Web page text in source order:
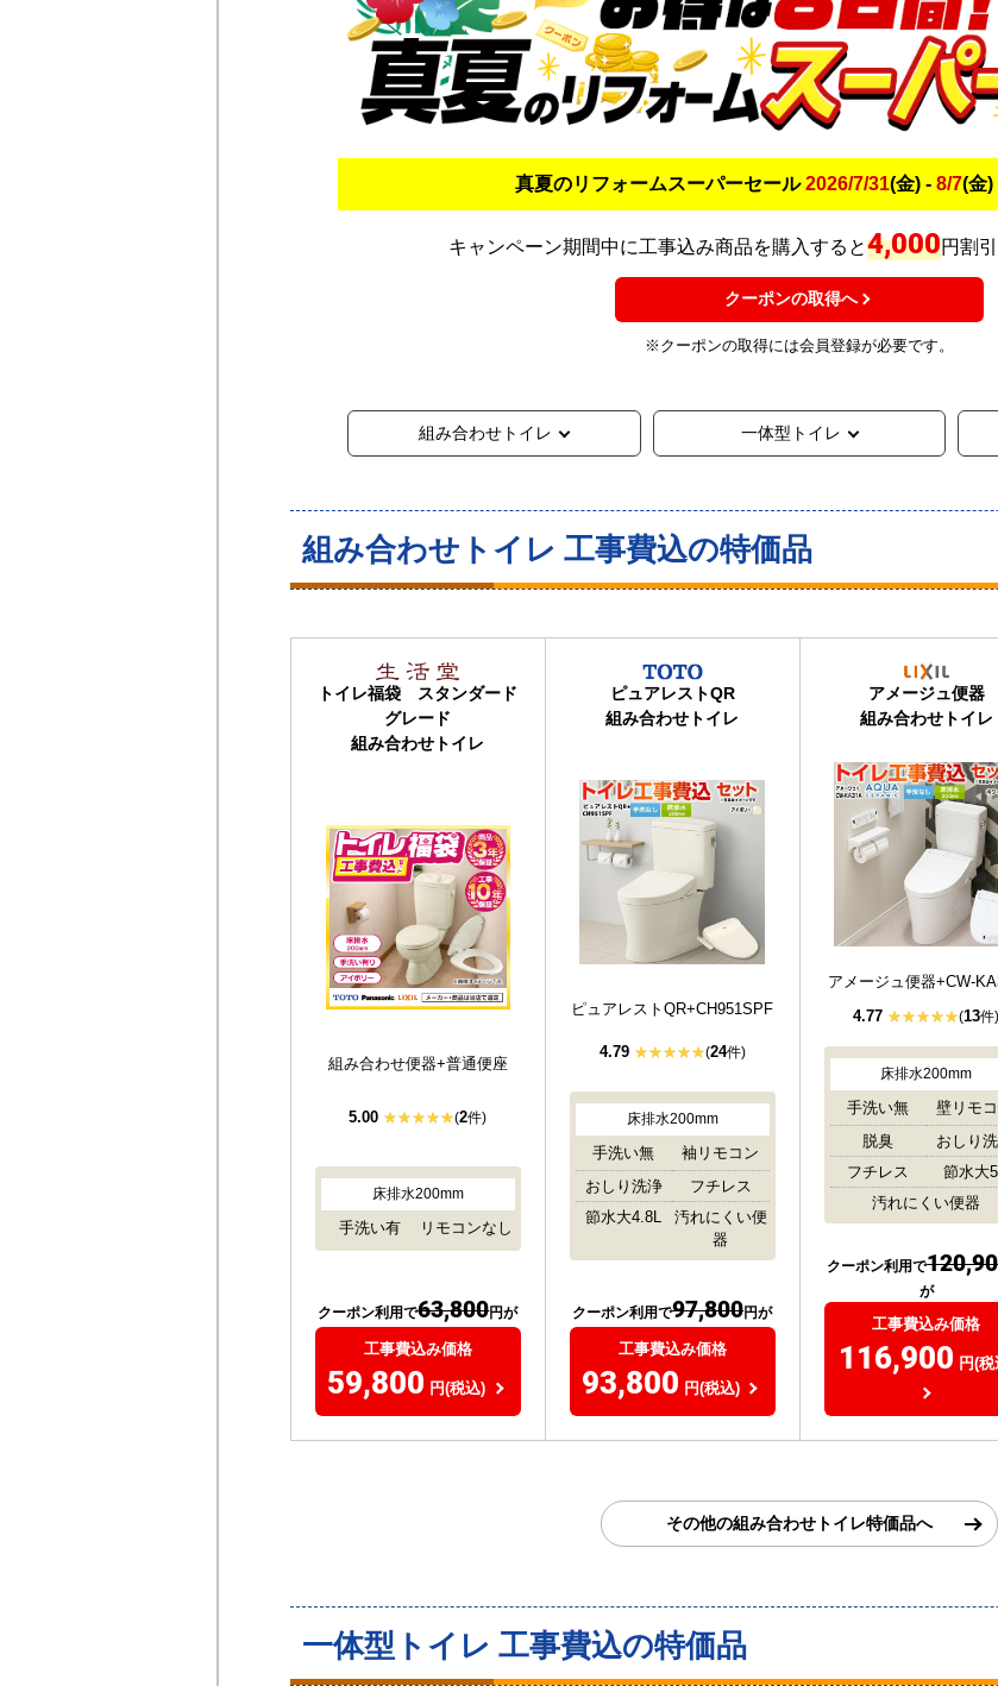
真夏のリフォームスーパーセール2026/7/31(金) - 8/7(金)
キャンペーン期間中に工事込み商品を購入すると4,000円割
クーポンの取得へ
※クーポンの取得には会員登録が必要です。
組み合わせトイレ 一体型トイレ
組み合わせトイレ 工事費込の特価品
トイレ福袋 スタンダード
グレード
組み合わせトイレ
組み合わせ便器+普通便座
5.00 (2件)
床排水200mm
手洗い有 リモコンなし
クーポン利用で63,800円が
工事費込み価格
59,800 円(税込)
ピュアレストQR
組み合わせトイレ
ピュアレストQR+CH951SPF
4.79 (24件)
床排水200mm
手洗い無
袖リモコン
おしり洗浄
フチレス
節水大4.8L
汚れにくい便
器
クーポン利用で97,800円が
工事費込み価格
93,800 円(税込)
アメージュ便器
組み合わせトイレ
アメージュ便器+CW-
4.77 (13件)
床排水200mm
手洗い無
壁リモ
脱臭
おしり
フチレス
節水大
汚れにくい便器
クーポン利用で
が
工事費込み価格
116,900 円(税
その他の組み合わせトイレ特価品へ
一体型トイレ 工事費込の特価品